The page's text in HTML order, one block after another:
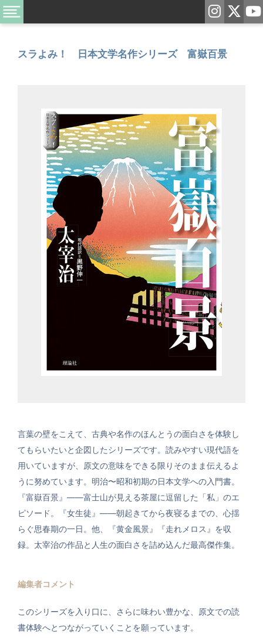
スラよみ！ 日本文学名作シリーズ 富嶽百景
言葉の壁をこえて、古典や名作のほんとうの面白さを体験し
てもらいたいと企図したシリーズです。読みやすい現代語を
用いていますが、原文の意味をできる限りそのまま伝えるよ
うに努めています。明治〜昭和初期の日本文学への入門書。
『富嶽百景』――富士山が見える茶屋に逗留した「私」のエ
ピソード。『女生徒』――朝起きてから夜寝るまでの、心揺
らぐ思春期の一日。他、『黄金風景』『走れメロス』を収
録。太宰治の作品と人生の面白さを詰め込んだ最高傑作集。
編集者コメント
このシリーズを入り口に、さらに味わい豊かな、原文での読
書体験へとつながっていくことを願っています。